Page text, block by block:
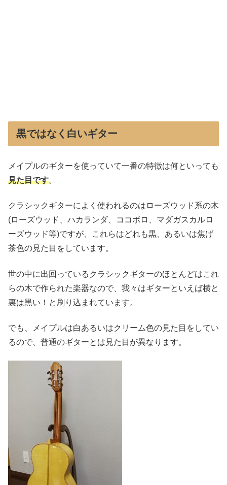
黒ではなく白いギター
メイプルのギターを使っていて一番の特徴は何といっても
見た目です。
クラシックギターによく使われるのはローズウッド系の木
(ローズウッド、ハカランダ、ココボロ、マダガスカルロ
ーズウッド等)ですが、これらはどれも黒、あるいは焦げ
茶色の見た目をしています。
世の中に出回っているクラシックギターのほとんどはこれ
らの木で作られた楽器なので、我々はギターといえば横と
裏は黒い！と刷り込まれています。
でも、メイプルは白あるいはクリーム色の見た目をしてい
るので、普通のギターとは見た目が異なります。